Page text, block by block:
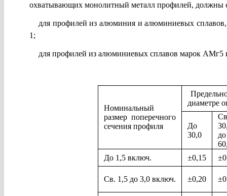
охватывающих монолитный металл профилей, должны
для профилей из алюминия и алюминиевых
1;
для профилей из алюминиевых сплавов марок
Номинальный
размер поперечного
сечения профиля
диаметре
До
30,0
до
До 1,5 включ.
±0,15
Св. 1,5 до 3,0 включ. ±0,20